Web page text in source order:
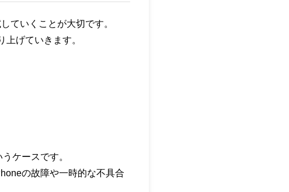
ていくことが大切です。
げていきます。
ケースです。
の故障や一時的な不具合